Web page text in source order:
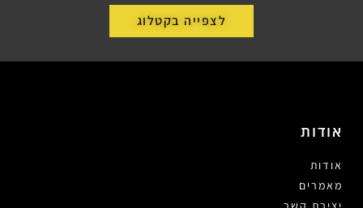
לצפייה בקטלוג
אודות
אודות
מאמרים